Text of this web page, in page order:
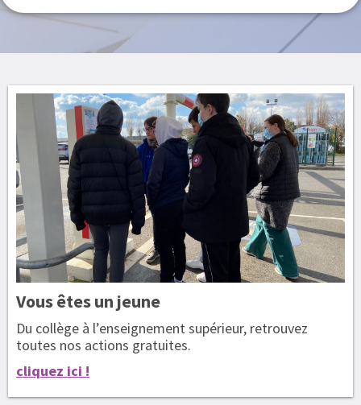
Vous êtesun jeune
Du collège à l’enseignement supérieur, retrouvez
toutes nos actions gratuites.
cliquez ici !